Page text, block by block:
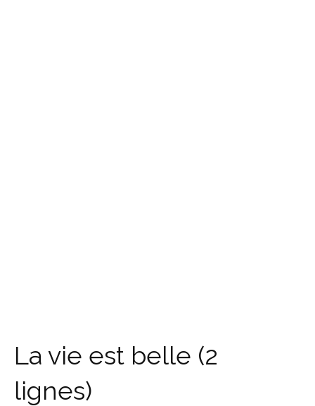
La vie est belle (2
lignes)